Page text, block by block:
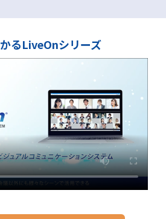
るLiveOnシリーズ